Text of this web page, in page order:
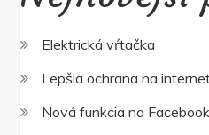
Elektrická vŕtačka
Lepšia ochrana na
Nová funkcia na